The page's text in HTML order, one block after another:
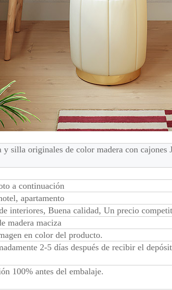
y silla originales de color madera con cajones
a continuación
apartamento
interiores, Buena calidad, Un precio
madera maciza
en color del producto.
2-5 días después de recibir el
100% antes del embalaje.